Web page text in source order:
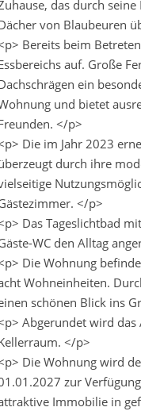
das durch
von Blaubeuren
Bereits beim
auf. Große
ein
und bietet
</p>
Die im Jahr 2023
durch ihre
</p>
Das Tageslichtbad
WC den Alltag
Die Wohnung
Wohneinheiten.
schönen Blick ins
Abgerundet wird das
</p>
Die Wohnung wird
zur
Immobilie in